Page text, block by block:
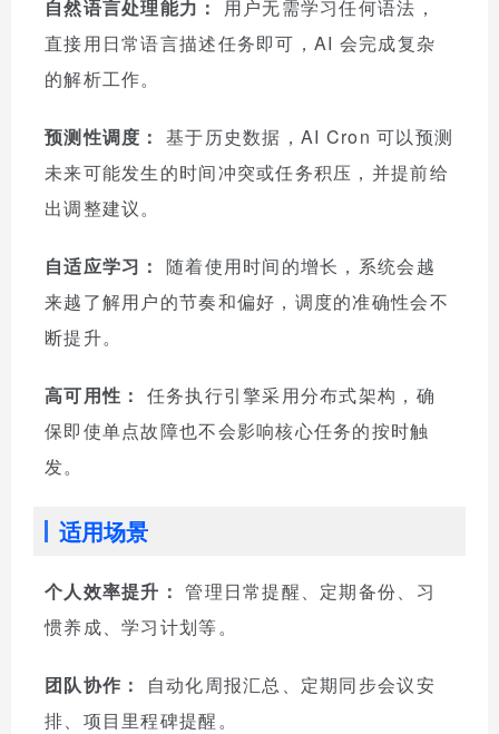
自然语言处理能力：
用户无需学习任何语法，
直接用日常语言描述任务即可，AI 会完成复杂
的解析工作。
预测性调度： 基于历史数据，AI Cron 可以预测
未来可能发生的时间冲突或任务积压，并提前给
出调整建议。
自适应学习： 随着使用时间的增长，系统会越
来越了解用户的节奏和偏好，调度的准确性会不
断提升。
高可用性： 任务执行引擎采用分布式架构，确
保即使单点故障也不会影响核心任务的按时触
发。
适用场景
个人效率提升： 管理日常提醒、定期备份、习
惯养成、学习计划等。
团队协作：
自动化周报汇总、定期同步会议安
排、项目里程碑提醒。